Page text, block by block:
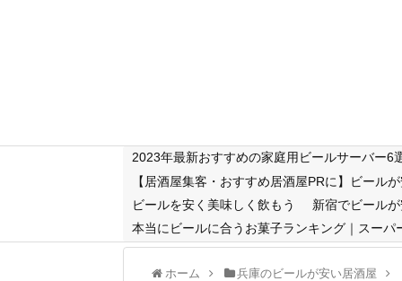
2023年最新おすすめの家庭用ビールサーバー6
【居酒屋集客・おすすめ居酒屋PRに】ビール
ビールを安く美味しく飲もう
新宿でビール
本当にビールに合うお菓子ランキング｜スー
ホーム 兵庫のビールが安い居酒屋